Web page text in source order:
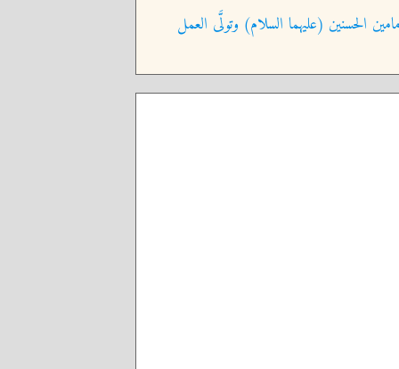
الحسنين (عليهما السلام) وتولَّى العمل